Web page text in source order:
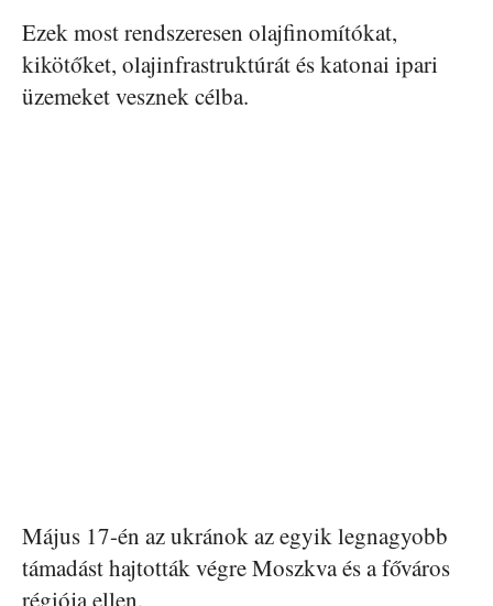
Ezek most rendszeresen olajfinomítókat,
kikötőket, olajinfrastruktúrát és katonai ipari
üzemeket vesznek célba.
Május 17-én az ukránok az egyik legnagyobb
támadást hajtották végre Moszkva és a főváros
régiója ellen.